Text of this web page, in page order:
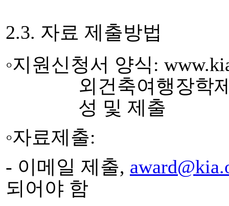
2.3. 자료 제출방법
◦지원신청서 양식:
외건축여행장학
성 및 제출
◦자료제출:
- 이메일 제출,
되어야 함